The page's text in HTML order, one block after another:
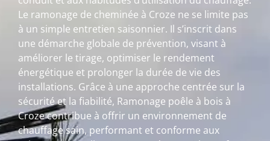
Le ramonage de cheminée à Croze ne se limite pas
à un simple entretien saisonnier. Il s’inscrit dans
une démarche globale de prévention, visant à
améliorer le tirage, optimiser le rendement
énergétique et prolonger la durée de vie des
installations. Grâce à une approche centrée sur la
sécurité et la fiabilité, Ramonage poêle à bois à
Croze contribue à offrir un environnement de
chauffage sain, performant et conforme aux